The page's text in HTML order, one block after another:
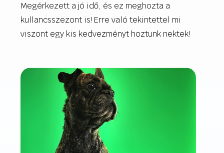
Megérkezett a jó idő, és ez meghozta a
kullancsszezont is! Erre való tekintettel mi
viszont egy kis kedvezményt hoztunk nektek!